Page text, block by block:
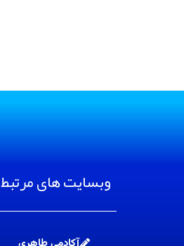
وبسایت های مرتبط